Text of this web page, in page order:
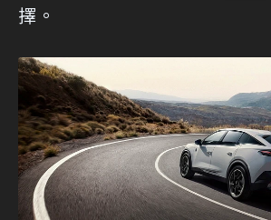
擇。